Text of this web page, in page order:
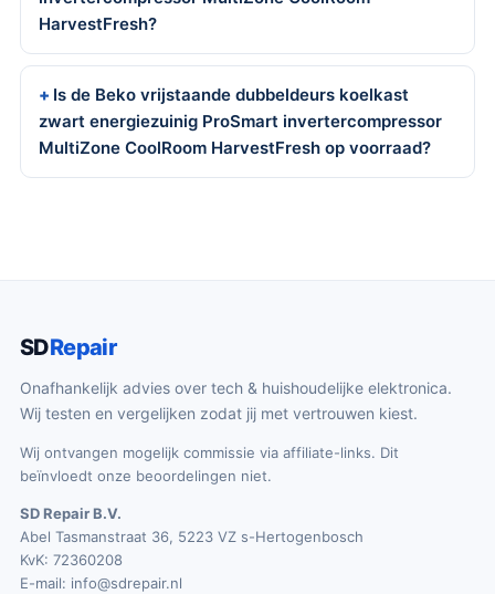
HarvestFresh?
Is de Beko vrijstaande dubbeldeurs koelkast
zwart energiezuinig ProSmart invertercompressor
MultiZone CoolRoom HarvestFresh op voorraad?
SDRepair
Onafhankelijk advies over tech & huishoudelijke elektronica.
Wij testen en vergelijken zodat jij met vertrouwen kiest.
Wij ontvangen mogelijk commissie via affiliate-links. Dit
beïnvloedt onze beoordelingen niet.
SD Repair B.V.
Abel Tasmanstraat 36, 5223 VZ s-Hertogenbosch
KvK: 72360208
E-mail: info@sdrepair.nl